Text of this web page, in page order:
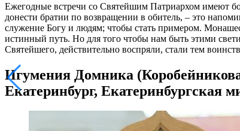
Ежегодные встречи со Святейшим Патриархом имеют
донести братии по возвращении в обитель, – это
служение Богу и людям; чтобы стать примером.
истинный путь. Но для того чтобы нам быть этими
Святейшего, действительно воспряли, стали тем
Игумения Домника
Екатеринбург, Екатеринбургская